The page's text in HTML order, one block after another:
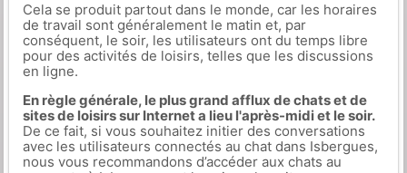
Cela se produit partout dans le monde, car les horaires
de travail sont généralement le matin et, par
conséquent, le soir, les utilisateurs ont du temps libre
pour des activités de loisirs, telles que les discussions
en ligne.
En règle générale, le plus grand afflux de chats et de
sites de loisirs sur Internet a lieu l'après-midi et le soir.
De ce fait, si vous souhaitez initier des conversations
avec les utilisateurs connectés au chat dans Isbergues,
nous vous recommandons d’accéder aux chats au